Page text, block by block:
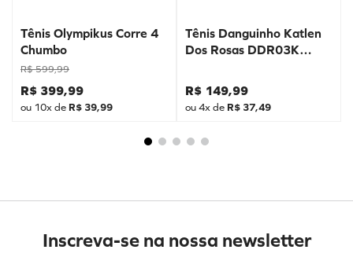
Tênis Olympikus Corre 4
Chumbo
R$ 599,99
R$ 399,99
ou 10x de R$ 39,99
Tênis Danguinho Katlen
Dos Rosas DDR03K
R$ 149,99
ou4x de R$ 37,49
Inscreva-se na nossa newsletter